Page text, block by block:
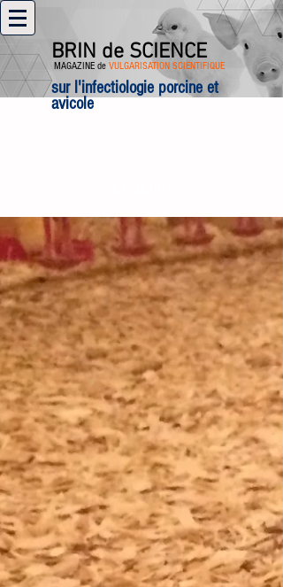
BRIN de SCIENCE
MAGAZINE de VULGARISATION SCIENTIFIQUE
sur l'infectiologie porcine et
avicole